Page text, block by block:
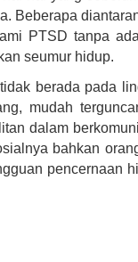
Beberapa
PTSD tanpa
seumur hidup.
berada pada
mudah
dalam
bahkan
pencernaan